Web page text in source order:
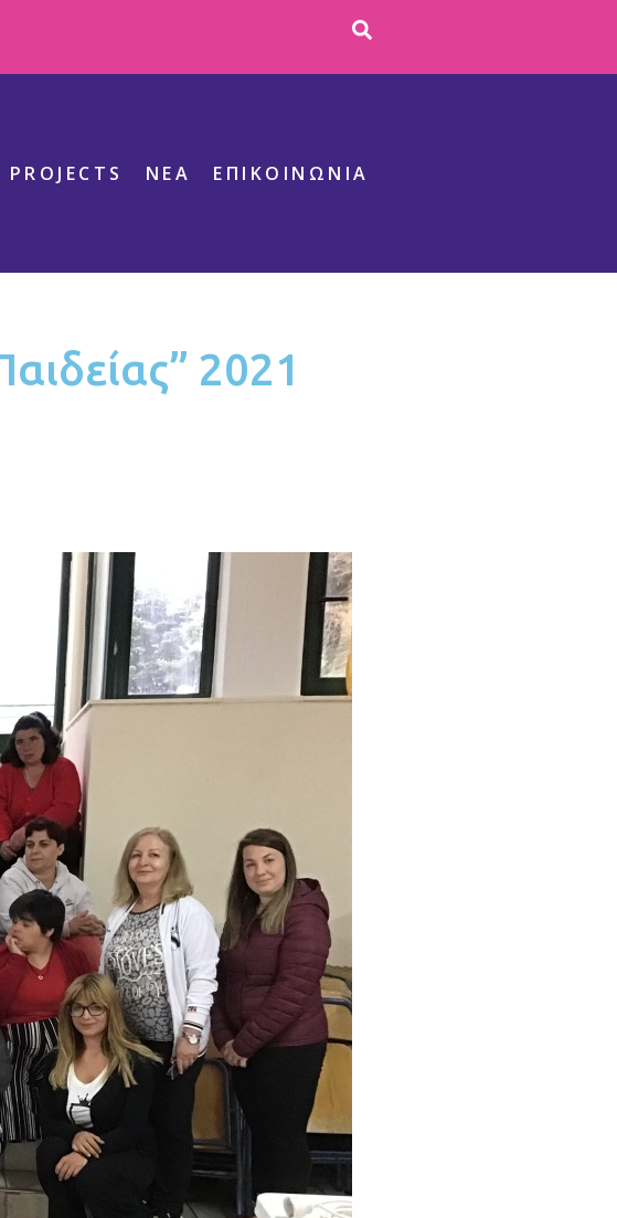
PROJECTS ΝΕΑ ΕΠΙΚΟΙΝΩΝΊΑ
2021